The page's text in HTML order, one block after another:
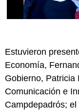
Estuvieron
Economía,
Gobierno, Patricia
Comunicación e
Campdepadrós;